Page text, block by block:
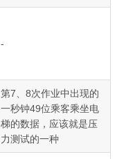
-
第7、8次作业中出现的
一秒钟49位乘客乘坐电
梯的数据，应该就是压
力测试的一种